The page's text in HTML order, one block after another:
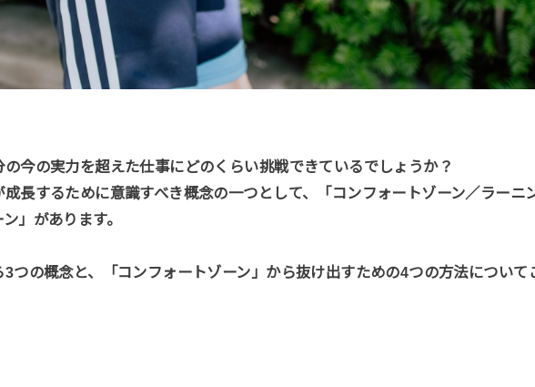
今の実力を超えた仕事にどのくらい挑戦できているでしょうか？
成長するために意識すべき概念の一つとして、「コンフォートゾーン／ラーニ
」があります。
つの概念と、「コンフォートゾーン」から抜け出すための4つの方法について